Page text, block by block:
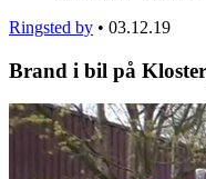
Ringsted by • 03.12.19
Brand i bil på